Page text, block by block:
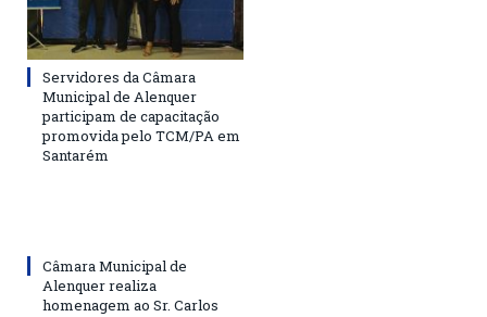
Servidores da Câmara
Municipal de Alenquer
participam de capacitação
promovida pelo TCM/PA em
Santarém
Câmara Municipal de
Alenquer realiza
homenagem ao Sr. Carlos